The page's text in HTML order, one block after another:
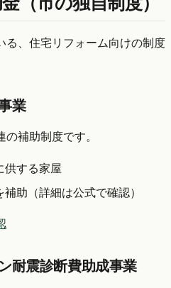
る、住宅リフォーム向けの制度
業
補助制度です。
供する家屋
助（詳細は公式で確認）
耐震診断費助成事業